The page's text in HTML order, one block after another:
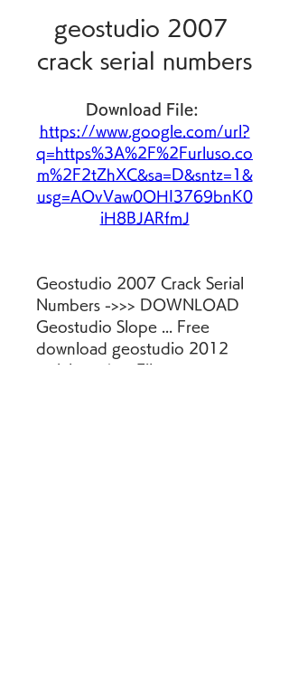
geostudio 2007
crack serial numbers
https://www.google.com/url?
q=https%3A%2F%2Furluso.co
m%2F2tZhXC&sa=D&sntz=1&
usg=AOvVaw0OHI3769bnK0
iH8BJARfmJ
Geostudio 2007 Crack Serial
Numbers ->>> DOWNLOAD
Geostudio Slope ... Free
download geostudio 2012